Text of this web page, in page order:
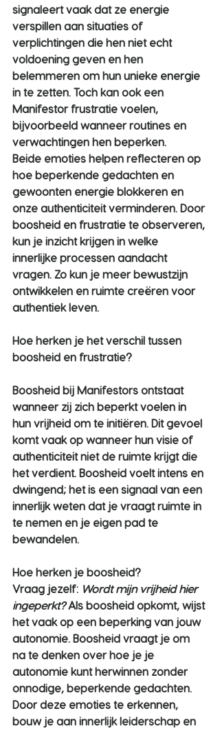
signaleert vaak dat ze energie
verspillen aan situaties of
verplichtingen die hen niet echt
voldoening geven en hen
belemmeren om hun unieke energie
in te zetten. Toch kan ook een
Manifestor frustratie voelen,
bijvoorbeeld wanneer routines en
verwachtingen hen beperken.
Beide emoties helpen reflecteren op
hoe beperkende gedachten en
gewoonten energie blokkeren en
onze authenticiteit verminderen. Door
boosheid en frustratie te observeren,
kun je inzicht krijgen in welke
innerlijke processen aandacht
vragen. Zo kun je meer bewustzijn
ontwikkelen en ruimte creëren voor
authentiek leven.
Hoe herken je het verschil tussen
boosheid en frustratie?
Boosheid bij Manifestors ontstaat
wanneer zij zich beperkt voelen in
hun vrijheid om te initiëren. Dit gevoel
komt vaak op wanneer hun visie of
authenticiteit niet de ruimte krijgt die
het verdient. Boosheid voelt intens en
dwingend; het is een signaal van een
innerlijk weten dat je vraagt ruimte in
te nemen en je eigen pad te
bewandelen.
Hoe herken je boosheid?
Vraag jezelf: Wordt mijn vrijheid hier
ingeperkt? Als boosheid opkomt, wijst
het vaak op een beperking van jouw
autonomie. Boosheid vraagt je om
na te denken over hoe je je
autonomie kunt herwinnen zonder
onnodige, beperkende gedachten.
Door deze emoties te erkennen,
bouw je aan innerlijk leiderschap en